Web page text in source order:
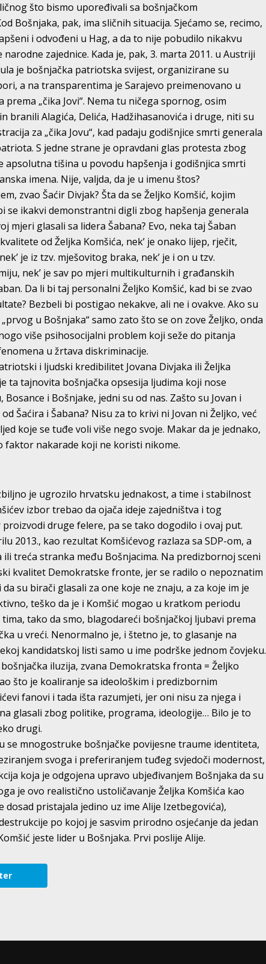
što bismo upoređivali sa bošnjačkom
Bošnjaka, pak, ima sličnih situacija. Sjećamo se, recimo,
i odvođeni u Hag, a da to nije pobudilo nikakvu
zajednice. Kada je, pak, 3. marta 2011. u Austriji
je bošnjačka patriotska svijest, organizirane su
a na transparentima je Sarajevo preimenovano u
prema „čika Jovi“. Nema tu ničega spornog, osim
branili Alagića, Delića, Hadžihasanovića i druge, niti su
za „čika Jovu“, kad padaju godišnjice smrti generala
S jedne strane je opravdani glas protesta zbog
apsolutna tišina u povodu hapšenja i godišnjica smrti
imena. Nije, valjda, da je u imenu štos?
zvao Šaćir Divjak? Šta da se Željko Komšić, kojim
se ikakvi demonstrantni digli zbog hapšenja generala
mjeri glasali sa lidera Šabana? Evo, neka taj Šaban
od Željka Komšića, nek’ je onako lijep, rječit,
je iz tzv. mješovitog braka, nek’ je i on u tzv.
nek’ je sav po mjeri multikulturnih i građanskih
Da li bi taj personalni Željko Komšić, kad bi se zvao
Bezbeli bi postigao nekakve, ali ne i ovakve. Ako su
u Bošnjaka“ samo zato što se on zove Željko, onda
više psihosocijalni problem koji seže do pitanja
u žrtava diskriminacije.
i ljudski kredibilitet Jovana Divjaka ili Željka
ta tajnovita bošnjačka opsesija ljudima koji nose
i Bošnjake, jedni su od nas. Zašto su Jovan i
Šaćira i Šabana? Nisu za to krivi ni Jovan ni Željko, već
koje se tuđe voli više nego svoje. Makar da je jednako,
faktor nakarade koji ne koristi nikome.
je ugrozilo hrvatsku jednakost, a time i stabilnost
izbor trebao da ojača ideje zajedništva i tog
druge felere, pa se tako dogodilo i ovaj put.
2013., kao rezultat Komšićevog razlaza sa SDP-om, a
treća stranka među Bošnjacima. Na predizbornoj sceni
kvalitet Demokratske fronte, jer se radilo o nepoznatim
su birači glasali za one koje ne znaju, a za koje im je
teško da je i Komšić mogao u kratkom periodu
tako da smo, blagodareći bošnjačkoj ljubavi prema
u vreći. Nenormalno je, i štetno je, to glasanje na
kandidatskoj listi samo u ime podrške jednom čovjeku.
iluzija, zvana Demokratska fronta = Željko
što je koaliranje sa ideološkim i predizbornim
fanovi i tada išta razumjeti, jer oni nisu za njega i
glasali zbog politike, programa, ideologije… Bilo je to
drugi.
se mnogostruke bošnjačke povijesne traume identiteta,
svoga i preferiranjem tuđeg svjedoči modernost,
koja je odgojena upravo ubjeđivanjem Bošnjaka da su
je ovo realistično ustoličavanje Željka Komšića kao
dosad pristajala jedino uz ime Alije Izetbegovića),
po kojoj je sasvim prirodno osjećanje da jedan
jeste lider u Bošnjaka. Prvi poslije Alije.